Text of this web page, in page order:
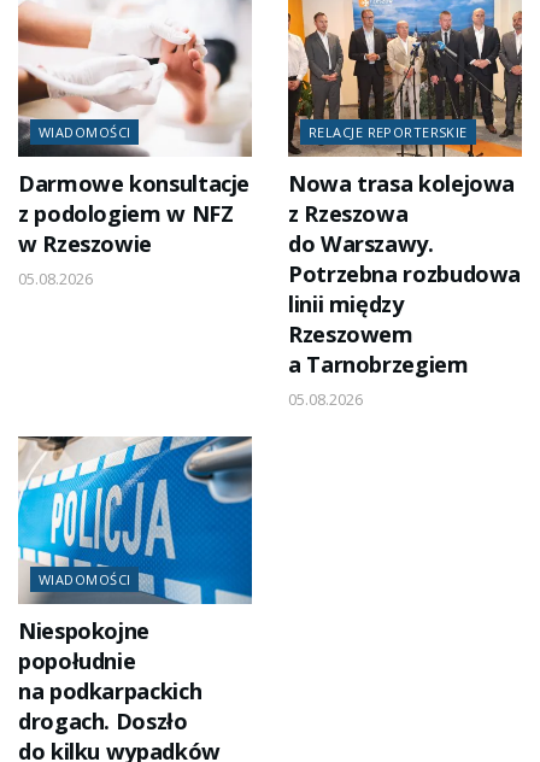
WIADOMOŚCI
Darmowe konsultacje
z podologiem w NFZ
w Rzeszowie
05.08.2026
RELACJE REPORTERSKIE
Nowa trasa kolejowa
z Rzeszowa
do Warszawy.
Potrzebna rozbudowa
linii między
Rzeszowem
a Tarnobrzegiem
05.08.2026
WIADOMOŚCI
Niespokojne
popołudnie
na podkarpackich
drogach. Doszło
do kilku wypadków